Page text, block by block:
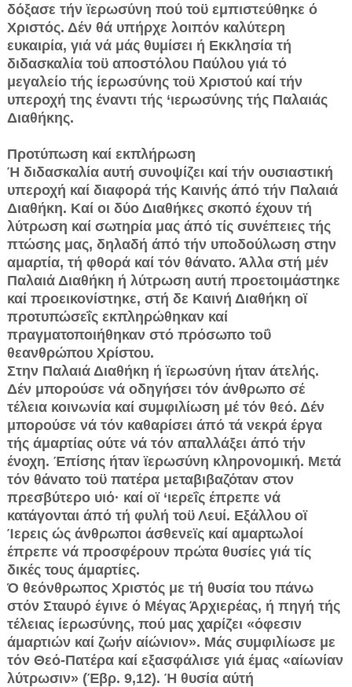
δόξασε τήν ϊερωσύνη πού τοϋ εμπιστεύθηκε ό
Χριστός. Δέν θά υπήρχε λοιπόν καλύτερη
ευκαιρία, γιά νά μάς θυμίσει ή Εκκλησία τή
διδασκαλία τοϋ αποστόλου Παύλου γιά τό
μεγαλείο τής ίερωσύνης τοϋ Χριστού καί τήν
υπεροχή της έναντι τής ‘ιερωσύνης τής Παλαιάς
Διαθήκης.
Προτύπωση καί εκπλήρωση
Ή διδασκαλία αυτή συνοψίζει καί τήν ουσιαστική
υπεροχή καί διαφορά τής Καινής άπό τήν Παλαιά
Διαθήκη. Καί οι δύο Διαθήκες σκοπό έχουν τή
λύτρωση καί σωτηρία μας άπό τίς συνέπειες τής
πτώσης μας, δηλαδή άπό τήν υποδούλωση στην
αμαρτία, τή φθορά καί τόν θάνατο. Άλλα στή μέν
Παλαιά Διαθήκη ή λύτρωση αυτή προετοιμάστηκε
καί προεικονίστηκε, στή δε Καινή Διαθήκη οϊ
προτυπώσεΐς εκπληρώθηκαν καί
πραγματοποιήθηκαν στό πρόσωπο τοΰ
θεανθρώπου Χρίστου.
Στην Παλαιά Διαθήκη ή ϊερωσύνη ήταν άτελής.
Δέν μπορούσε νά οδηγήσει τόν άνθρωπο σέ
τέλεια κοινωνία καί συμφιλίωση μέ τόν θεό. Δέν
μπορούσε νά τόν καθαρίσει άπό τά νεκρά έργα
τής άμαρτίας ούτε νά τόν απαλλάξει άπό τήν
ένοχη. Έπίσης ήταν ϊερωσύνη κληρονομική. Μετά
τόν θάνατο τοϋ πατέρα μεταβιβαζόταν στον
πρεσβύτερο υιό· καί οϊ ‘ιερεΐς έπρεπε νά
κατάγονται άπό τή φυλή τοϋ Λευί. Εξάλλου οϊ
Ίερεις ώς άνθρωποι άσθενεϊς καί αμαρτωλοί
έπρεπε νά προσφέρουν πρώτα θυσίες γιά τίς
δικές τους άμαρτίες.
Ό θεόνθρωπος Χριστός με τή θυσία του πάνω
στόν Σταυρό έγινε ό Μέγας Άρχιερέας, ή πηγή τής
τέλειας ίερωσύνης, πού μας χαρίζει «όφεσιν
άμαρτιών καί ζωήν αίώνιον». Μάς συμφιλίωσε με
τόν Θεό-Πατέρα καί εξασφάλισε γιά έμας «αίωνίαν
λύτρωσιν» (Έβρ. 9,12). Ή θυσία αύτή